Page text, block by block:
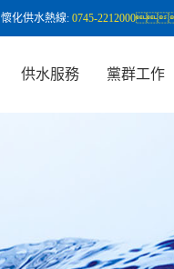
懷化供水熱線: 0745-2212000
供水服務 黨群工作